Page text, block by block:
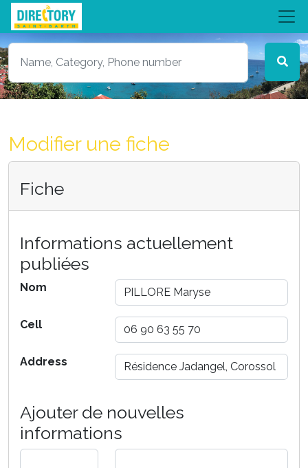
Modifier une fiche
Fiche
Informations actuellement
publiées
Nom
Cell
Address
Ajouter de nouvelles
informations